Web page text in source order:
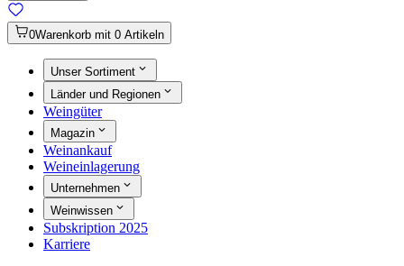
0Warenkorb mit 0 Artikeln
Unser Sortiment
Länder und Regionen
Weingüter
Magazin
Weinankauf
Weineinlagerung
Unternehmen
Weinwissen
Subskription 2025
Karriere